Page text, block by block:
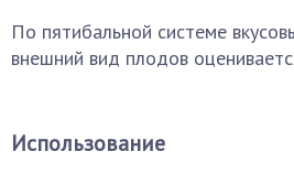
По пятибальной системе
внешний вид плодов
Использование